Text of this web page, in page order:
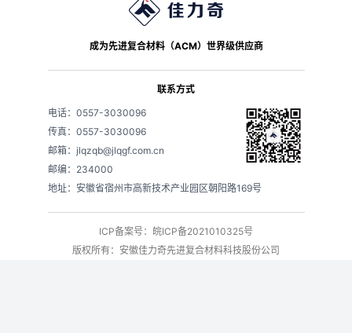
成为先进复合材料（ACM）世界级供应商
联系方式
电话：0557-3030096
传真：0557-3030096
邮箱：jlqzqb@jlqgf.com.cn
邮编：234000
地址：安徽省宿州市高新技术产业园区朝阳路169号
ICP备案号：皖ICP备2021010325号
版权所有：安徽佳力奇先进复合材料科技股份公司